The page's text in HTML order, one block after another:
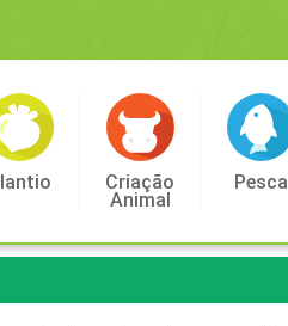
Criação
Animal
Pesca